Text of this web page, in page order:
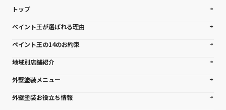
トップ
ペイント王が選ばれる理由
ペイント王の14のお約束
地域別店舗紹介
外壁塗装メニュー
外壁塗装お役立ち情報